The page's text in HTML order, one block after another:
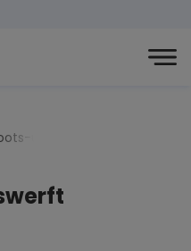
und-schiffswerft-